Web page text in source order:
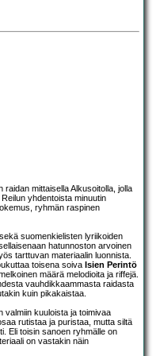
raidan mittaisella Alkusoitolla, jolla
yhdentoista minuutin
ryhmän raspinen
suomenkielisten lyriikoiden
hatunnoston arvoinen
tarttuvan materiaalin luonnista.
toisena soiva Isien Perintö
määrä melodioita ja riffejä.
vauhdikkaammasta raidasta
kuin pikakaistaa.
valmiin kuuloista ja toimivaa
rutistaa ja puristaa, mutta siltä
Eli toisin sanoen ryhmälle on
on vastakin näin